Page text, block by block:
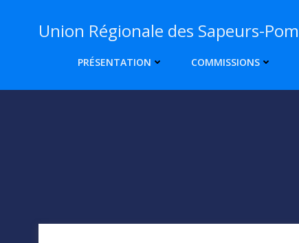
Union Régionale des Sapeurs-
PRÉSENTATION COMMISSIONS